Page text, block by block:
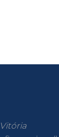
Vitória